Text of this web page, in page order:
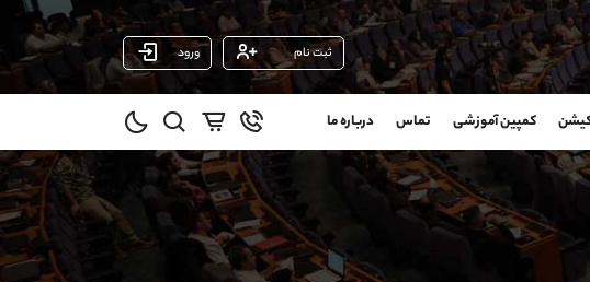
ثبت نام ورود
کمپین آموزشی تماس درباره ما
شروع گفتگو
104
(ایمان پوراسماعیلی)
09927779040
واتساپ شروع گفتگو
تلگرام @Armteam_admin_por